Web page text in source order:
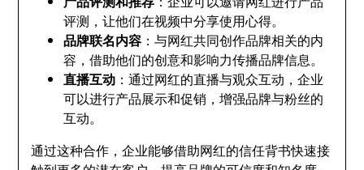
评测，让他们在视频中分享使用心得。
品牌联名内容 ：与网红共同创作品牌相关的内
容，借助他们的创意和影响力传播品牌信息。
直播互动 ：通过网红的直播与观众互动，企业
可以进行产品展示和促销，增强品牌与粉丝的
互动。
通过这种合作，企业能够借助网红的信任背书快速接